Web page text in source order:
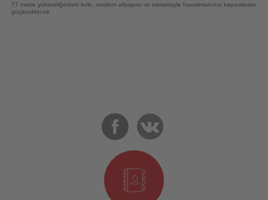
77 metre yüksekliğindeki kule, modern altyapısı ve mimarisiyle havalimanının kapasitesini
güçlendirecek